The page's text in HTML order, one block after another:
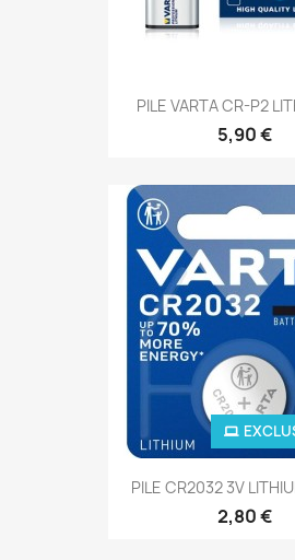
PILE VARTA CR-P2
5,90 €
PILE CR2032 3V
2,80 €